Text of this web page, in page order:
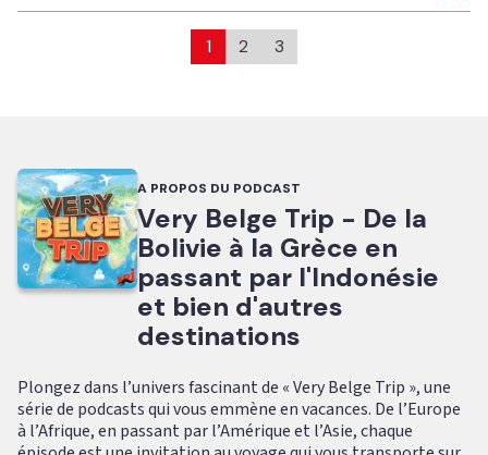
1 2 3
A PROPOS DU PODCAST
Very Belge Trip - De la
Bolivie à la Grèce en
passant par l'Indonésie
et bien d'autres
destinations
Plongez dans l’univers fascinant de « Very Belge Trip », une
série de podcasts qui vous emmène en vacances. De l’Europe
à l’Afrique, en passant par l’Amérique et l’Asie, chaque